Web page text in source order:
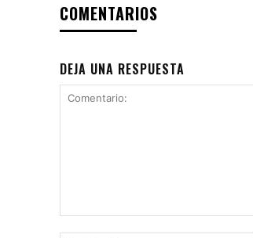
COMENTARIOS
DEJA UNA RESPUESTA